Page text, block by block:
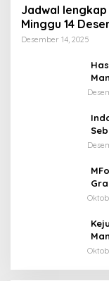
Jadwal
Minggu 14
Desember 14, 2025